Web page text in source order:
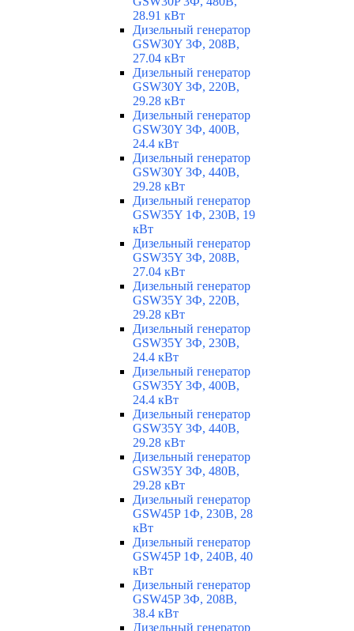
28.91 кВт
Дизельный генератор
GSW30Y 3Ф, 208В,
27.04 кВт
Дизельный генератор
GSW30Y 3Ф, 220В,
29.28 кВт
Дизельный генератор
GSW30Y 3Ф, 400В,
24.4 кВт
Дизельный генератор
GSW30Y 3Ф, 440В,
29.28 кВт
Дизельный генератор
GSW35Y 1Ф, 230В, 19
кВт
Дизельный генератор
GSW35Y 3Ф, 208В,
27.04 кВт
Дизельный генератор
GSW35Y 3Ф, 220В,
29.28 кВт
Дизельный генератор
GSW35Y 3Ф, 230В,
24.4 кВт
Дизельный генератор
GSW35Y 3Ф, 400В,
24.4 кВт
Дизельный генератор
GSW35Y 3Ф, 440В,
29.28 кВт
Дизельный генератор
GSW35Y 3Ф, 480В,
29.28 кВт
Дизельный генератор
GSW45P 1Ф, 230В, 28
кВт
Дизельный генератор
GSW45P 1Ф, 240В, 40
кВт
Дизельный генератор
GSW45P 3Ф, 208В,
38.4 кВт
Дизельный генератор